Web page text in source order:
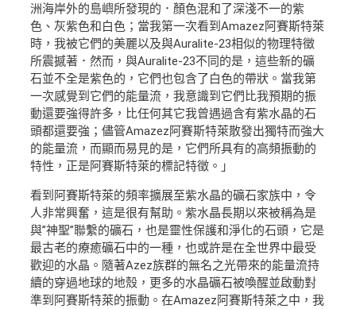
洲海岸外的島嶼所發現的．顏色混和了深淺不一的紫
色、灰紫色和白色；當我第一次看到Amazez阿賽斯特萊
時，我被它們的美麗以及與Auralite-23相似的物理特徵
所震撼著．然而，與Auralite-23不同的是，這些新的礦
石並不全是紫色的，它們也包含了白色的帶狀。當我第
一次感覺到它們的能量流，我意識到它們比我預期的振
動還要強得許多，比任何其它我曾遇過含有紫水晶的石
頭都還要強；儘管Amazez阿賽斯特萊散發出獨特而強大
的能量流，而顯而易見的是，它們所具有的高頻振動的
特性，正是阿賽斯特萊的標記特徵。」
看到阿賽斯特萊的頻率擴展至紫水晶的礦石家族中，令
人非常興奮，這是很有幫助。紫水晶長期以來被稱為是
與”神聖”聯繫的礦石，也是靈性保護和淨化的石頭，它是
最古老的療癒礦石中的一種，也或許是在全世界中最受
歡迎的水晶。隨著Azez族群的無名之光帶來的能量流持
續的穿過地球的地殼，更多的水晶礦石被喚醒並啟動對
準到阿賽斯特萊的振動。在Amazez阿賽斯特萊之中，我